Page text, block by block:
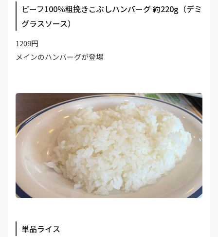
ビーフ100％粗挽きこぶしハンバーグ 約220g（デミ
グラスソース）
1209円
メインのハンバーグが登場
単品ライス